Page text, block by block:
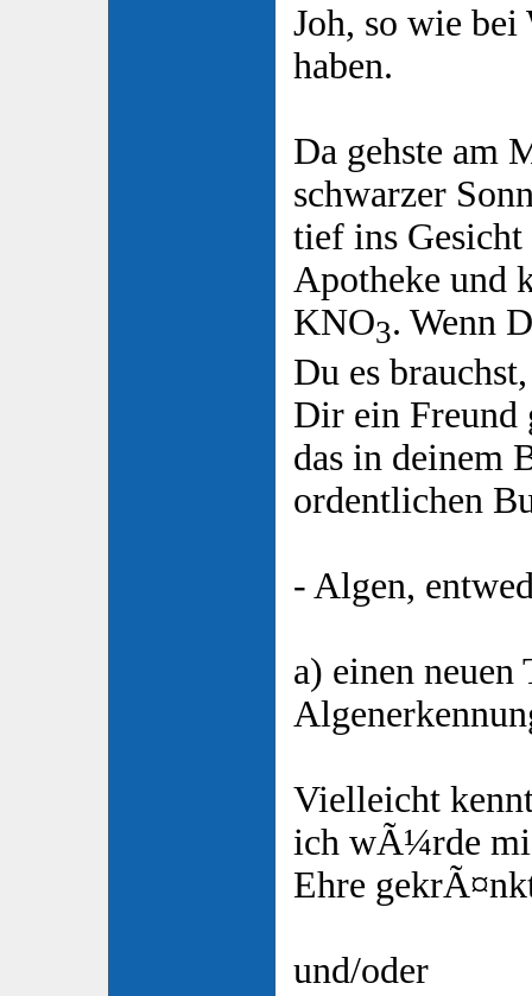
Joh, so wie bei
haben.
Da gehste am
schwarzer
tief ins
Apotheke und
KNO3. Wenn
Du es
Dir ein Freund
das in deinem
ordentlichen
- Algen,
a) einen neuen
Vielleicht
ich wÃ¼rde
Ehre
und/oder